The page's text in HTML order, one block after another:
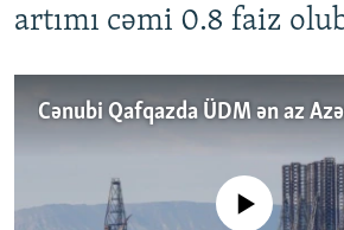
artımı cəmi 0.8 faiz
No media source currently